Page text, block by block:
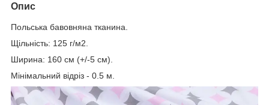
Опис
Польська бавовняна тканина.
Щільність: 125 г/м2.
Ширина: 160 см (+/-5 см).
Мінімальний відріз - 0.5 м.